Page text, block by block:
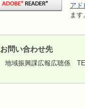
アド
ます
お問い合わせ先
地域振興課広報広聴係